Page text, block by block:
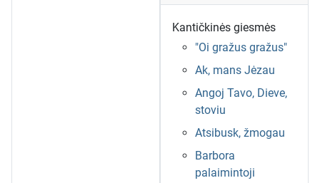
Kantičkinės giesmės
"Oi gražus gražus"
Ak, mans Jėzau
Angoj Tavo, Dieve,
stoviu
Atsibusk, žmogau
Barbora
palaimintoji